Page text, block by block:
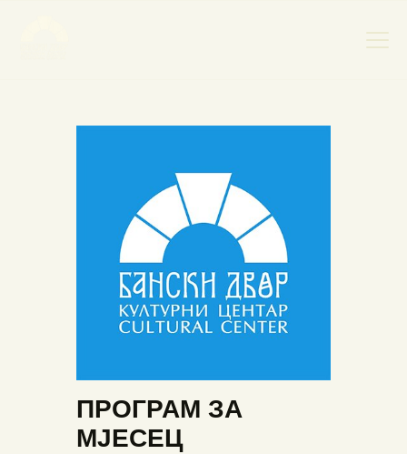
НАЈАВА ДОГАЂАЈА
БАНСКИ ДВОР
ФОТОГРАФИЈЕ
ВИДЕО
КОНТАКТ
ПРОГРАМ ЗА
МЈЕСЕЦ